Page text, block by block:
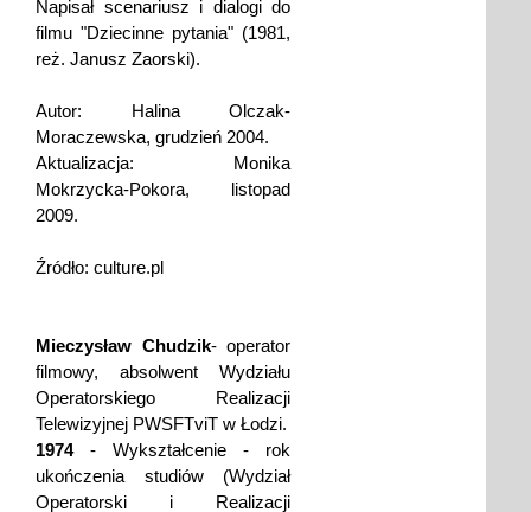
Napisał scenariusz i dialogi do
filmu "Dziecinne pytania" (1981,
reż. Janusz Zaorski).
Autor: Halina Olczak-
Moraczewska, grudzień 2004.
Aktualizacja: Monika
Mokrzycka-Pokora, listopad
2009.
Źródło: culture.pl
Mieczysław Chudzik- operator
filmowy, absolwent Wydziału
Operatorskiego Realizacji
Telewizyjnej PWSFTviT w Łodzi.
1974- Wykształcenie - rok
ukończenia studiów (Wydział
Operatorski i Realizacji